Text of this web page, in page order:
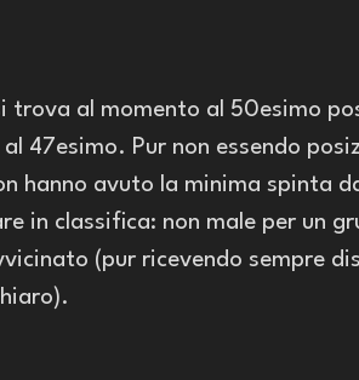
trova al momento al 50esimo
al 47esimo. Pur non essendo
hanno avuto la minima spinta
in classifica: non male per un
(pur ricevendo sempre